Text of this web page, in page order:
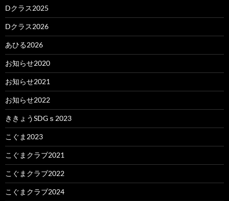
Dクラス2025
Dクラス2026
あひる2026
お知らせ2020
お知らせ2021
お知らせ2022
ききょうSDGｓ2023
こぐま2023
こぐまクラブ2021
こぐまクラブ2022
こぐまクラブ2024